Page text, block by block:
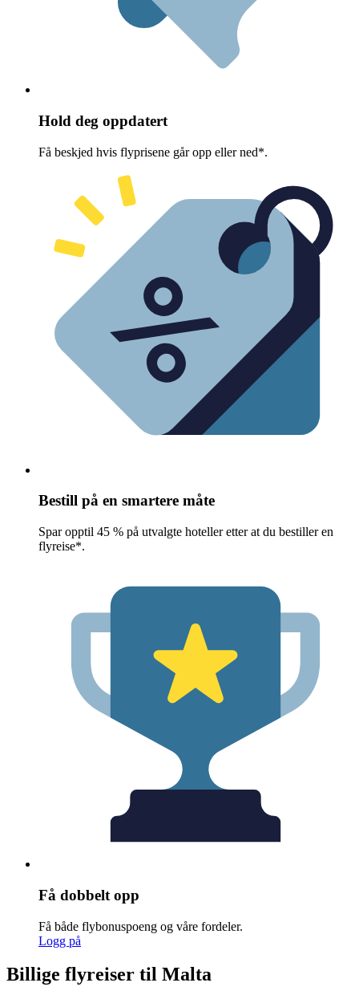
Hold deg oppdatert
Få beskjed hvis flyprisene går opp eller ned*.
Bestill på en smartere måte
Spar opptil 45 % på utvalgte hoteller etter at du bestiller en
flyreise*.
Få dobbelt opp
Få både flybonuspoeng og våre fordeler.
Logg på
Billige flyreiser til Malta